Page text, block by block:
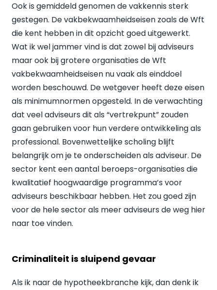
Ook is gemiddeld genomen de vakkennis sterk
gestegen. De vakbekwaamheidseisen zoals de Wft
die kent hebben in dit opzicht goed uitgewerkt.
Wat ik wel jammer vind is dat zowel bij adviseurs
maar ook bij grotere organisaties de Wft
vakbekwaamheidseisen nu vaak als einddoel
worden beschouwd. De wetgever heeft deze eisen
als minimumnormen opgesteld. In de verwachting
dat veel adviseurs dit als “vertrekpunt” zouden
gaan gebruiken voor hun verdere ontwikkeling als
professional. Bovenwettelijke scholing blijft
belangrijk om je te onderscheiden als adviseur. De
sector kent een aantal beroeps-organisaties die
kwalitatief hoogwaardige programma’s voor
adviseurs beschikbaar hebben. Het zou goed zijn
voor de hele sector als meer adviseurs de weg hier
naar toe vinden.
Criminaliteit is sluipend gevaar
Als ik naar de hypotheekbranche kijk, dan denk ik